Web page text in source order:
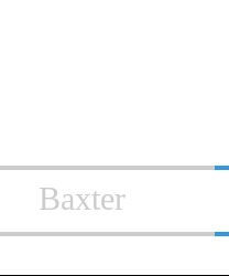
Baxter